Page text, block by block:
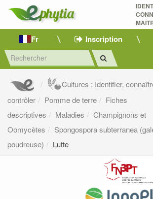
Fr Inscription
Cultures : Identifier,
contrôler
Pomme de terre
Fiches
descriptives
Maladies
Champignons et
Oomycètes
Spongospora subterranea
poudreuse)
Lutte